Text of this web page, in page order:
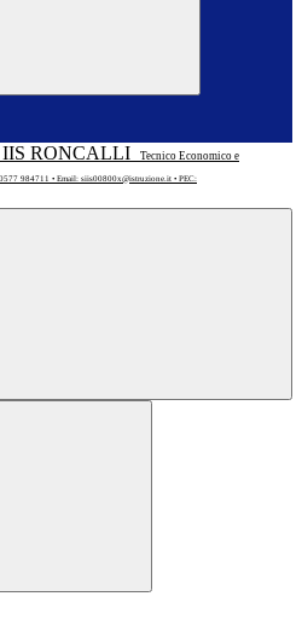
IIS RONCALLI
Tecnico Economico e
984711 • Email: siis00800x@istruzione.it • PEC: